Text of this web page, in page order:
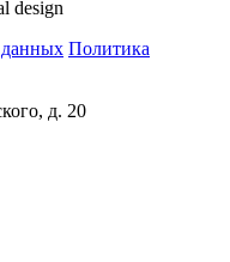
design
Политика
д. 20